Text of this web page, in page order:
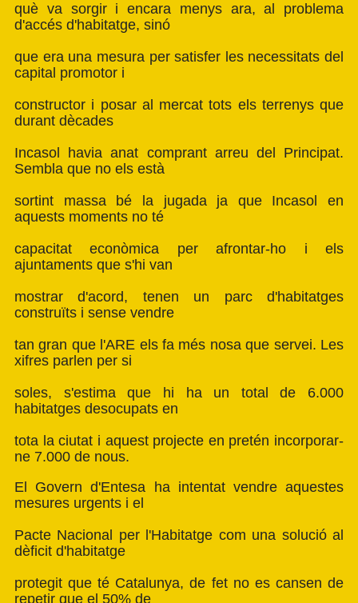
què va sorgir i encara menys ara, al problema
d'accés d'habitatge, sinó
que era una mesura per satisfer les necessitats del
capital promotor i
constructor i posar al mercat tots els terrenys que
durant dècades
Incasol havia anat comprant arreu del Principat.
Sembla que no els està
sortint massa bé la jugada ja que Incasol en
aquests moments no té
capacitat econòmica per afrontar-ho i els
ajuntaments que s'hi van
mostrar d'acord, tenen un parc d'habitatges
construïts i sense vendre
tan gran que l'ARE els fa més nosa que servei. Les
xifres parlen per si
soles, s'estima que hi ha un total de 6.000
habitatges desocupats en
tota la ciutat i aquest projecte en pretén incorporar-
ne 7.000 de nous.
El Govern d'Entesa ha intentat vendre aquestes
mesures urgents i el
Pacte Nacional per l'Habitatge com una solució al
dèficit d'habitatge
protegit que té Catalunya, de fet no es cansen de
repetir que el 50% de